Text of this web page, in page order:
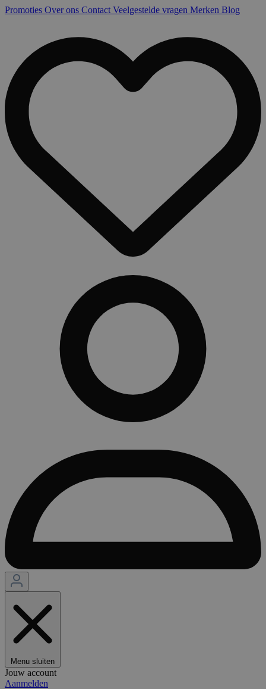
Promoties Over ons Contact Veelgestelde vragen Merken Blog
Menu sluiten
Jouw account
Aanmelden